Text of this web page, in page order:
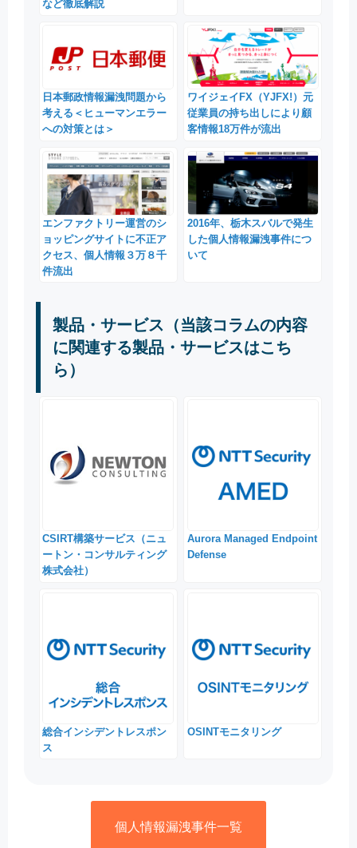
など徹底解説
日本郵政情報漏洩問題から
考える＜ヒューマンエラー
への対策とは＞
ワイジェイFX（YJFX!）元
従業員の持ち出しにより顧
客情報18万件が流出
エンファクトリー運営のシ
ョッピングサイトに不正ア
クセス、個人情報３万８千
件流出
2016年、栃木スバルで発生
した個人情報漏洩事件につ
いて
製品・サービス（当該コラムの内容
に関連する製品・サービスはこち
ら）
CSIRT構築サービス（ニュ
ートン・コンサルティング
株式会社）
Aurora Managed Endpoint
Defense
総合インシデントレスポン
ス
OSINTモニタリング
個人情報漏洩事件一覧